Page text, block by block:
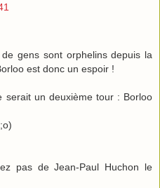
gens sont orphelins depuis la
est donc un espoir !
serait un deuxième tour : Borloo
pas de Jean-Paul Huchon le